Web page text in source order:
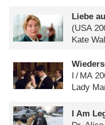
Liebe
(USA
Kate
/ MA
Lady
I Am